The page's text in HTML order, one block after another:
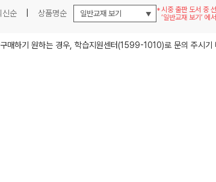
메가스터디
신순 상품명순
시중 출판 도서 중
‘일반교재 보기’ 에
매하기 원하는 경우, 학습지원센터(1599-1010)로 문의 주시기